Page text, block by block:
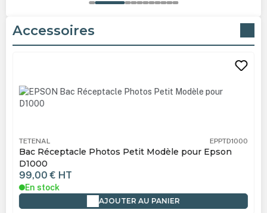
Accessoires
TETENAL EPPTD1000
Bac Réceptacle Photos Petit Modèle pour Epson
D1000
99,00 € HT
En stock
AJOUTER AU PANIER